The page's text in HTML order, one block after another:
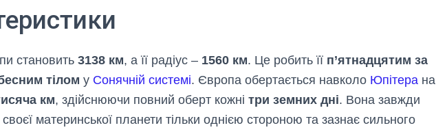
становить 3138 км, а її радіус – 1560 км. Це робить її п’ятнадцятим за
тілом у Сонячній системі. Європа обертається навколо Юпітера на
км, здійснюючи повний оберт кожні три земних дні. Вона завжди
материнської планети тільки однією стороною та зазнає сильного